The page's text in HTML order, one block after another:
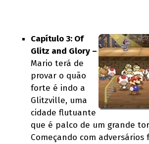
Capítulo 3: Of
Glitz and Glory –
Mario terá de
provar o quão
forte é indo a
Glitzville, uma
cidade flutuante
que é palco de um grande
Começando com adversários